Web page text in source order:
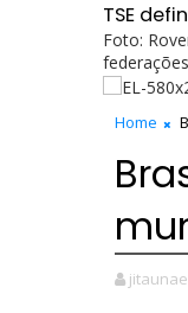
TSE
Foto:
Home